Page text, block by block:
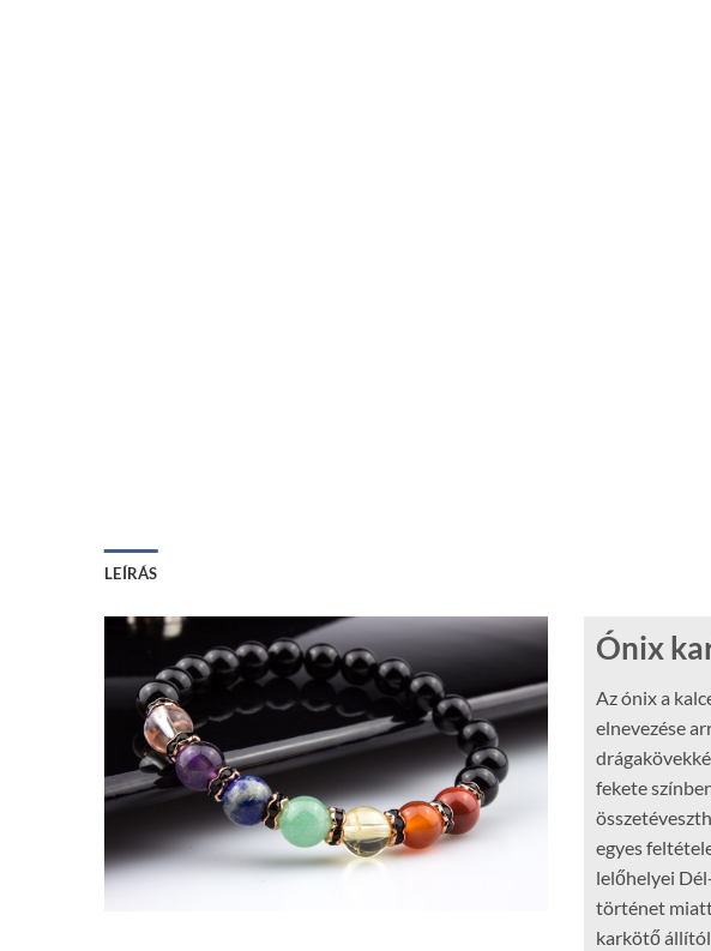
LEÍRÁS
Ónix
Az ónix a
elnevezése
fekete
egyes
lelőhelyei
történet miatt
karkötő